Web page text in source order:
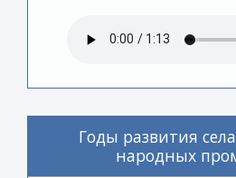
Годы развития
народных